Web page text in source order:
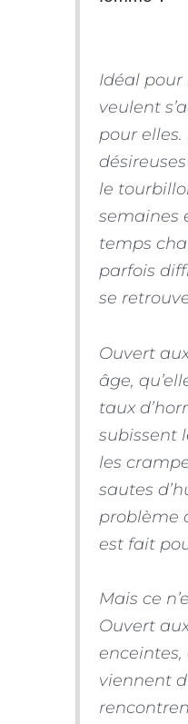
Idéal pour
veulent
pour elles.
le
semaines
temps
parfois
se
Ouvert
âge,
taux
subissent
les
sautes
problème
est fait
Mais ce
Ouvert
enceintes,
viennent